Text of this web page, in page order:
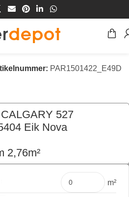
Meerlaags Parket
PAR1501422_E49D
527
Eik Nova
2,76m²
€248,12 per pak
m²